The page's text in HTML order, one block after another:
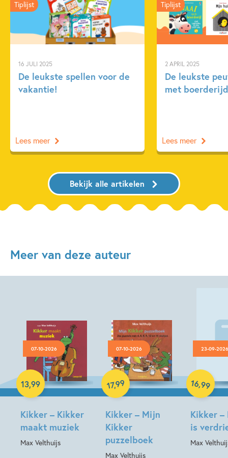
16 JULI 2025
De leukste spellen voor de
vakantie!
Tiplijst
Lees meer
2 APRIL 2025
De leukste
met
Tiplijst
Lees meer
Bekijk alle artikelen
Meer van deze auteur
07-10-2026
Kikker – Kikker
maakt muziek
Max Velthuijs
13,99
Hardcover
07-10-2026
Kikker – Mijn
Kikker
puzzelboek
Max Velthuijs
17,99
Hardcover
23-09-2026
Kikker –
is
Max
16,99